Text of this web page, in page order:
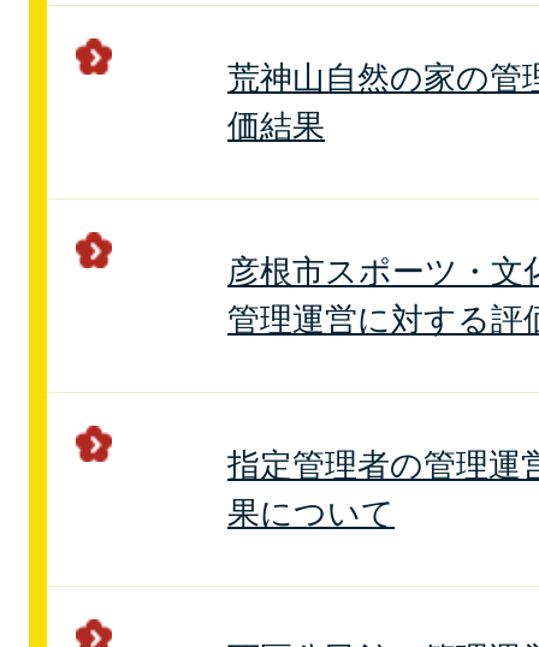
荒神山自然の家の管
価結果
彦根市スポーツ・文
管理運営に対する評
指定管理者の管理運
果について